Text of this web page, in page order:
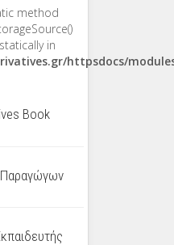
method
in
httpsdocs/
Book